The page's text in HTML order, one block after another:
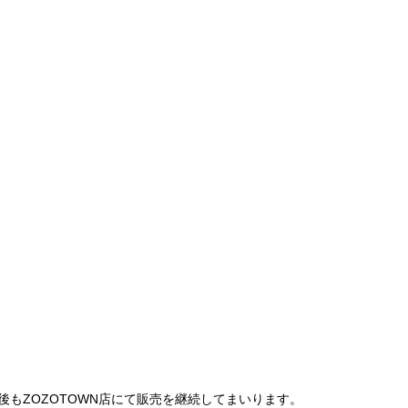
ZOZOTOWN店にて販売を継続してまいります。